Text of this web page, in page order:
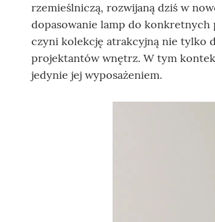
rzemieślniczą, rozwijaną dziś w
dopasowanie lamp do
czyni kolekcję atrakcyjną nie tylko
projektantów wnętrz. W tym
jedynie jej wyposażeniem.